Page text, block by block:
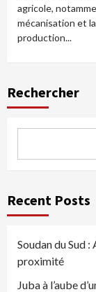
agricole,
mécanisation et la
production...
Rechercher
Recent Posts
Soudan du Sud
proximité
Juba à l’aube